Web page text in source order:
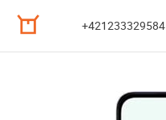
+421233329584